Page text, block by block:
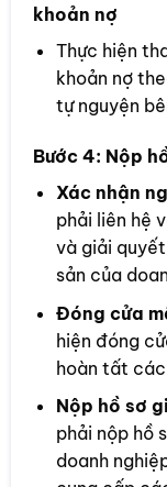
khoản nợ
Thực hiện
khoản nợ
tự nguyện
Bước 4: Nộp
Xác nhận
phải liên hệ
và giải
sản của
Đóng cửa
hiện đóng
hoàn tất
Nộp hồ sơ
phải nộp hồ
doanh